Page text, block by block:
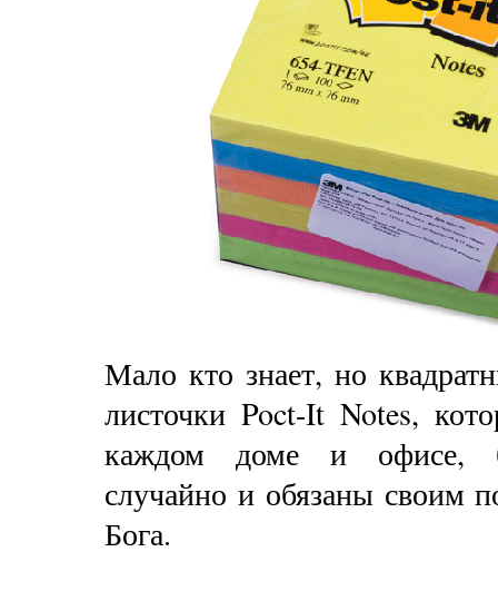
Мало кто знает, но
листочки Poct-It Notes,
каждом доме и офисе,
случайно и обязаны своим
Бога.